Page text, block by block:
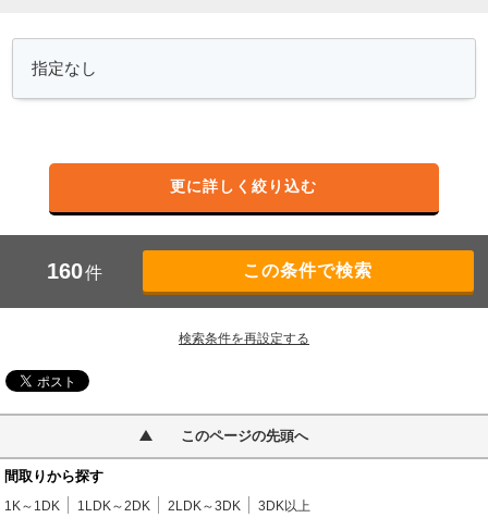
更に詳しく絞り込む
160件
検索条件を再設定する
このページの先頭へ
間取りから探す
1K～1DK 1LDK～2DK 2LDK～3DK 3DK以上